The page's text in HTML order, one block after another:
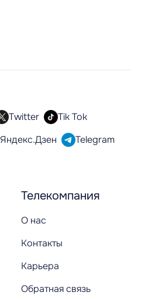
Телекомпания
О нас
Контакты
Карьера
Обратная связь
Twitter
Tik Tok
Яндекс.Дзен
Telegram